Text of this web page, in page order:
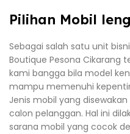
Pilihan Mobil
Sebagai salah satu unit
Boutique Pesona Cikarang
kami bangga bila model
mampu memenuhi
Jenis mobil yang
calon pelanggan. Hal ini
sarana mobil yang cocok